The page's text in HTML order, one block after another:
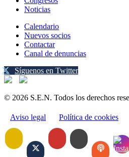
Noticias
Calendario
Nuevos socios
Contactar
Canal de denuncias
Síguenos en Twitter
© 2026 S.E.N. Todos los derechos
Aviso legal Política de cookies